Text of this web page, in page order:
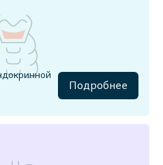
Подробнее